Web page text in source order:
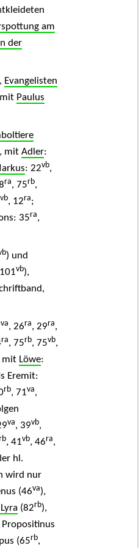
am
der
Evangelisten
Paulus
, mit Adler:
: 22vb,
ra, 75rb,
vb, 12ra;
35ra,
) und
vb),
va, 26ra, 29ra,
ra, 75rb, 75vb,
mit Löwe:
Eremit:
rb, 71va,
va, 39vb,
, 41vb, 46ra,
hl.
wird nur
(46va),
(82rb),
Propositinus
(65rb,